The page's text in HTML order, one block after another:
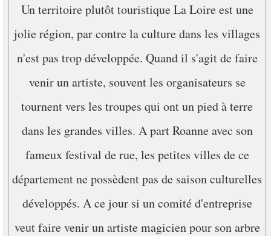
Un territoire plutôt touristique La Loire est une
jolie région, par contre la culture dans les villages
n'est pas trop développée. Quand il s'agit de faire
venir un artiste, souvent les organisateurs se
tournent vers les troupes qui ont un pied à terre
dans les grandes villes. A part Roanne avec son
fameux festival de rue, les petites villes de ce
département ne possèdent pas de saison culturelles
développés. A ce jour si un comité d'entreprise
veut faire venir un artiste magicien pour son arbre